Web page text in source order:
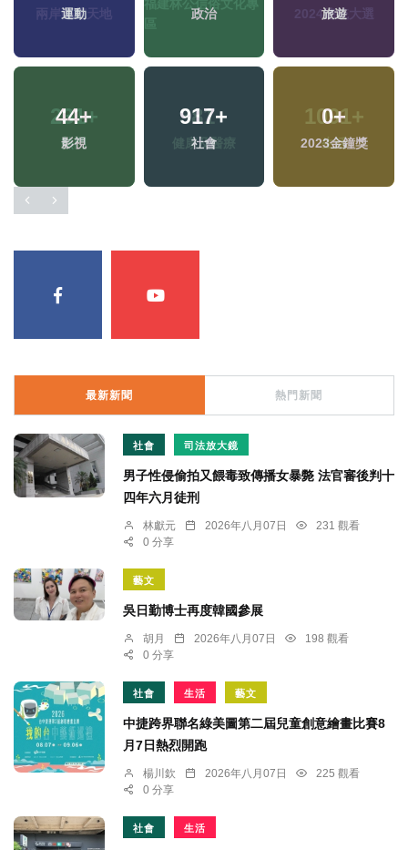
運動 政治 旅遊
44+
影視
917+
社會
0+
2023金鐘獎
最新新聞 熱門新聞
社會 司法放大鏡
男子性侵偷拍又餵毒致傳播女暴斃 法官審後判十
四年六月徒刑
林獻元 2026年八月07日
231 觀看
0 分享
藝文
吳日勤博士再度韓國參展
胡月 2026年八月07日
198 觀看
0 分享
社會 生活 藝文
中捷跨界聯名綠美圖第二屆兒童創意繪畫比賽8
月7日熱烈開跑
楊川欽 2026年八月07日
225 觀看
0 分享
社會 生活